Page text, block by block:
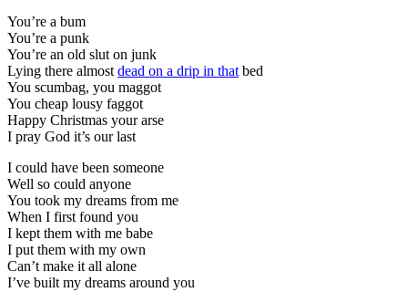
You’re a bum
You’re a punk
You’re an old slut on junk
Lying there almost dead on a drip in that bed
You scumbag, you maggot
You cheap lousy faggot
Happy Christmas your arse
I pray God it’s our last
I could have been someone
Well so could anyone
You took my dreams from me
When I first found you
I kept them with me babe
I put them with my own
Can’t make it all alone
I’ve built my dreams around you